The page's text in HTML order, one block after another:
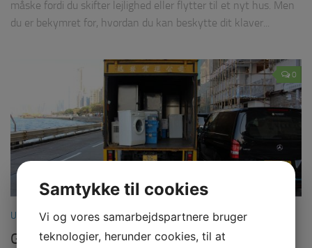
måske fordi du skifter lejlighed eller flytter til et nyt hus. Men
du er bekymret for, hvordan du kan beskytte dit klaver...
0
UNCATEGORIZED MARTS 14, 2023
Gør din flytning nemmere med en kran
Samtykke til cookies
Vi og vores samarbejdspartnere bruger
teknologier, herunder cookies, til at